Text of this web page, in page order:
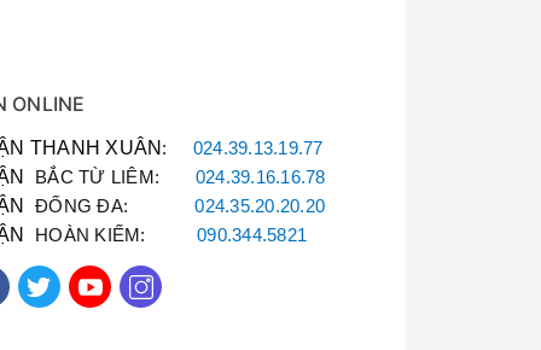
có thể đặt ở mọi nơi. Họa tiết lượn sóng và
ONLINE
THANH XUÂN : 024.39.13.19.77
BẮC TỪ LIÊM: 024.39.16.16.78
ĐỐNG ĐA:024.35.20.20.20
HOÀN KIẾM:090.344.5821